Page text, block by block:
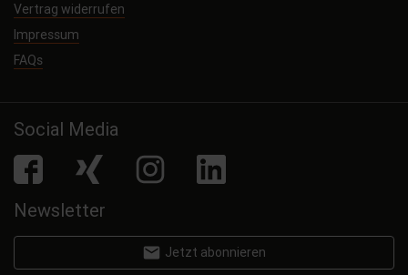
Vertrag widerrufen
Impressum
FAQs
Social Media
facebook Xing Instagram LinkedIn
Newsletter
email Jetzt abonnieren